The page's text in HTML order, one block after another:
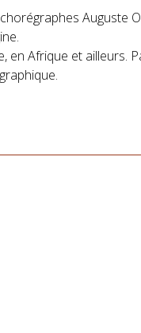
Auguste
Afrique et ailleurs.